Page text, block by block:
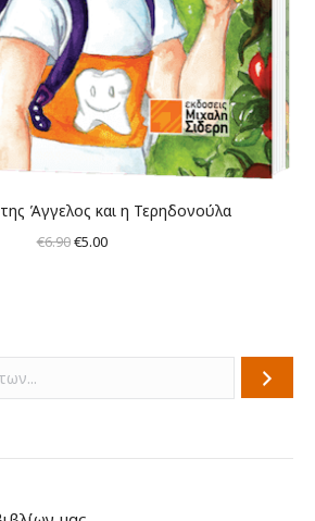
Άγγελος και η Τερηδονούλα
€6.90Original
€5.00Η